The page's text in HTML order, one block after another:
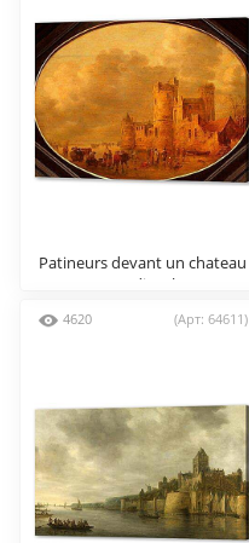
Patineurs devant un chаteau
mеdiеval
4620 (Арт: 64611)